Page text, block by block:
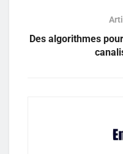
Des algorithmes